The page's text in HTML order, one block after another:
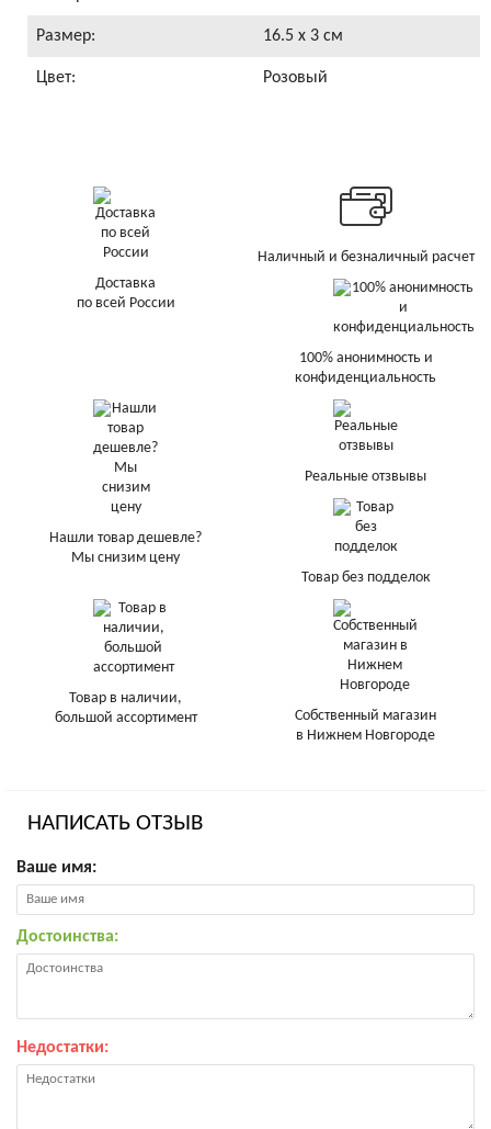
Размер: 16.5 x 3 см
Цвет: Розовый
Доставка
по всей России
Наличный и безналичный расчет
100% анонимность и
конфиденциальность
Нашли товар дешевле?
Мы снизим цену
Реальные отзвывы
Товар без подделок
Товар в наличии,
большой ассортимент
Собственный магазин
в Нижнем Новгороде
НАПИСАТЬ ОТЗЫВ
Ваше имя:
Достоинства:
Недостатки: